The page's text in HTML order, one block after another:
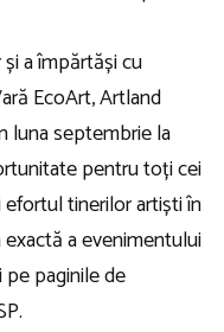
a împărtăși cu
EcoArt, Artland
luna septembrie la
pentru toți cei
tinerilor artiști în
a evenimentului
paginile de
.